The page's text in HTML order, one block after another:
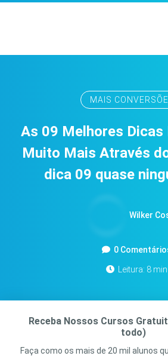
MAIS
As 09 Melhores Dicas
Muito Mais Através
dica 09 quase
Wilker
0
Leitura: 8 min
Receba Nossos Cursos
todo)
Faça como os mais de 20 mil alunos